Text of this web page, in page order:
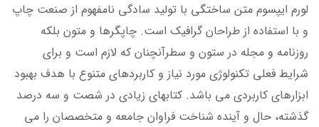
لورم ایپسوم متن ساختگی با تولید سادگی نامفهوم از صنعت چاپ
و با استفاده از طراحان گرافیک است. چاپگرها و متون بلکه
روزنامه و مجله در ستون و سطرآنچنان که لازم است و برای
شرایط فعلی تکنولوژی مورد نیاز و کاربردهای متنوع با هدف بهبود
ابزارهای کاربردی می باشد. کتابهای زیادی در شصت و سه درصد
گذشته، حال و آینده شناخت فراوان جامعه و متخصصان را می